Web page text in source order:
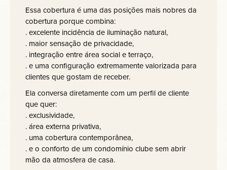
Essa cobertura é uma das posições mais nobres da
cobertura porque combina:
. excelente incidência de iluminação natural,
. maior sensação de privacidade,
. integração entre área social e terraço,
. e uma configuração extremamente valorizada para
clientes que gostam de receber.
Ela conversa diretamente com um perfil de cliente
que quer:
. exclusividade,
. área externa privativa,
. uma cobertura contemporânea,
. e o conforto de um condomínio clube sem abrir
mão da atmosfera de casa.